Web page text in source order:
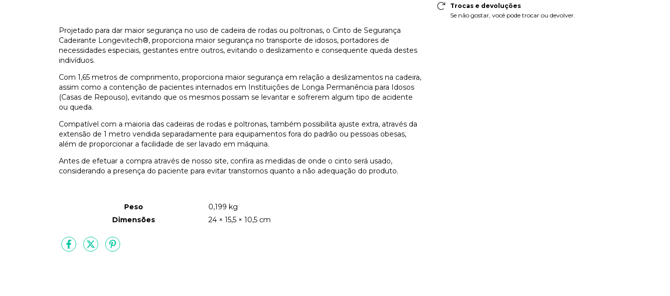
Projetado para dar maior segurança no uso de cadeira de rodas ou poltronas, o Cinto de Segurança
Cadeirante Longevitech®, proporciona maior segurança no transporte de idosos, portadores de
necessidades especiais, gestantes entre outros, evitando o deslizamento e consequente queda destes
indivíduos.
Com 1,65 metros de comprimento, proporciona maior segurança em relação a deslizamentos na cadeira,
assim como a contenção de pacientes internados em Instituições de Longa Permanência para Idosos
(Casas de Repouso), evitando que os mesmos possam se levantar e sofrerem algum tipo de acidente
ou queda.
Compatível com a maioria das cadeiras de rodas e poltronas, também possibilita ajuste extra, através da
extensão de 1 metro vendida separadamente para equipamentos fora do padrão ou pessoas obesas,
além de proporcionar a facilidade de ser lavado em máquina.
Antes de efetuar a compra através de nosso site, confira as medidas de onde o cinto será usado,
considerando a presença do paciente para evitar transtornos quanto a não adequação do produto.
Peso
0,199 kg
Dimensões
24 × 15,5 × 10,5 cm
Trocas e devoluções
Se não gostar, você pode trocar ou devolver.